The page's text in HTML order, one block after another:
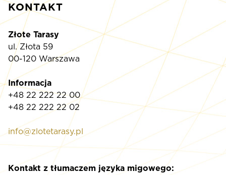
KONTAKT
Złote Tarasy
ul. Złota 59
00-120 Warszawa
Informacja
+48 22 222 22 00
+48 22 222 22 02
info@zlotetarasy.pl
Kontakt z tłumaczem języka migowego: